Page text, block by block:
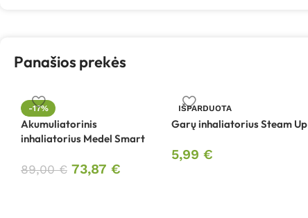
Panašios prekės
-17%
Akumuliatorinis
inhaliatorius Medel Smart
89,00€ 73,87 €
IŠPARDUOTA
Garų inhaliatorius Steam Up
5,99€